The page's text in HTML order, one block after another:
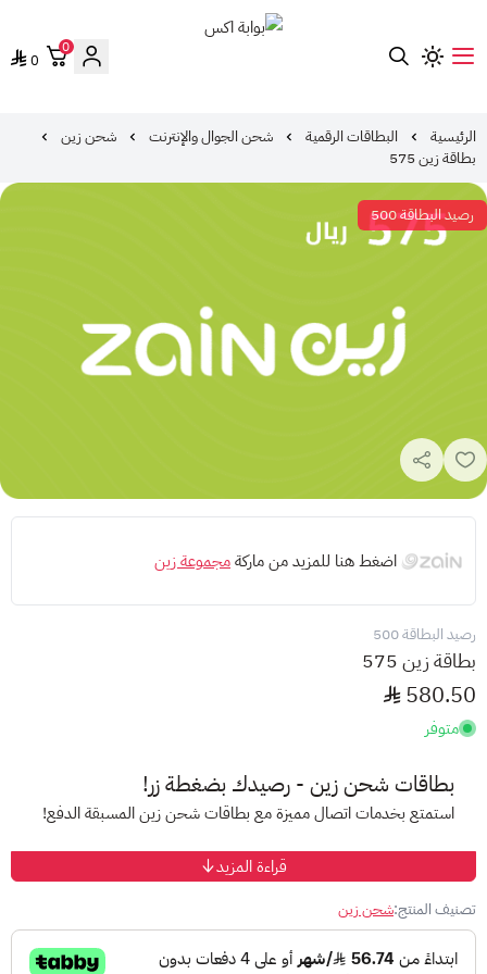
0
0
الرئيسية البطاقات الرقمية شحن الجوال والإنترنت
شحن زين
بطاقة زين 575
رصيد البطاقة 500
اضغط هنا للمزيد من ماركةمجموعة زين
رصيد البطاقة 500
بطاقة زين 575
580.50
متوفر
بطاقات شحن زين - رصيدك بضغطة زر!
استمتع بخدمات اتصال مميزة مع بطاقات شحن زين المسبقة الدفع!
باقات متنوعة:
وأسعار تنافسية.
سهولة الشحن:اشحن رصيدك بضغطة زر من خلال الهاتف أو موقع
قراءة المزيد
تصنيف المنتج:شحن زين